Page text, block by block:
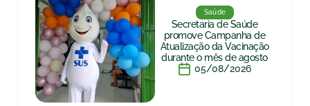
Saúde
Secretaria de Saúde
promove Campanha de
Atualização da Vacinação
durante o mês de agosto
05/08/2026